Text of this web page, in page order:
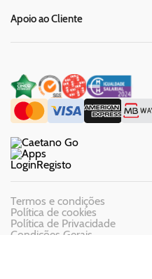
Apoio ao Cliente
LoginRegisto
Termos e condições
Política de cookies
Política de Privacidade
Condições Gerais